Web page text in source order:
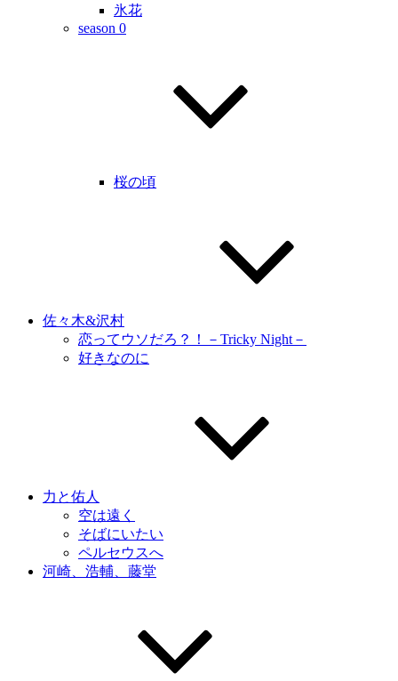
氷花
season 0
桜の頃
佐々木&沢村
恋ってウソだろ？！－Tricky Night－
好きなのに
力と佑人
空は遠く
そばにいたい
ペルセウスへ
河崎、浩輔、藤堂